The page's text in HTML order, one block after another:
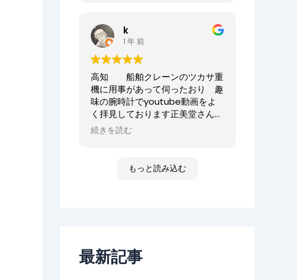
ル等、永くお付き合いいただけま
すと幸いです。
どうぞよろしくお願いいたしま
す。
正美堂時計店スタッフ
この度は数ある時計店の中から当
店へご来店いただき誠にありがと
うございました。
また、嬉しいまで、誠に口コミい
ただきありがとうございます。
大切な時計選びにお立ち会いでき
てとても嬉しかったです
またベルトのサイズが合わなくな
正美堂スタッフ
k
1 年 前
高知 船舶クレーンのツカサ重
機に用事があって伺ったおり 趣
味の腕時計でyoutube動画をよ
く拝見しております正美堂さん
へ 冷やかしで伺ってしまいまし
た ゴメンなさい 小心者ですか
な時間でした
高知 あと何回伺う事があるだ
セイコーのオートクォーツ 褒め
てもらえた！
続きを読む
もっと読み込む
最新記事